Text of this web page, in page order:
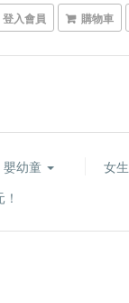
登入會員 購物車
嬰幼童 女生